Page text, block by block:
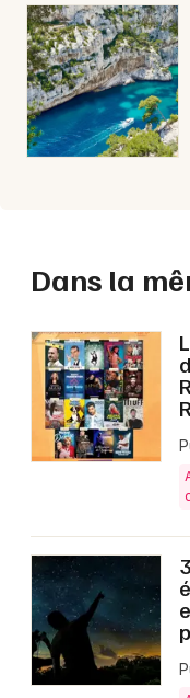
Dans la